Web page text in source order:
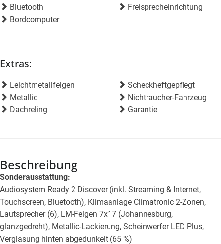
Bluetooth
Freisprecheinrichtung
Bordcomputer
Extras:
Leichtmetallfelgen
Scheckheftgepflegt
Metallic
Nichtraucher-Fahrzeug
Dachreling
Garantie
Beschreibung
Sonderausstattung:
Audiosystem Ready 2 Discover (inkl. Streaming & Internet,
Touchscreen, Bluetooth), Klimaanlage Climatronic 2-Zonen,
Lautsprecher (6), LM-Felgen 7x17 (Johannesburg,
glanzgedreht), Metallic-Lackierung, Scheinwerfer LED Plus,
Verglasung hinten abgedunkelt (65 %)